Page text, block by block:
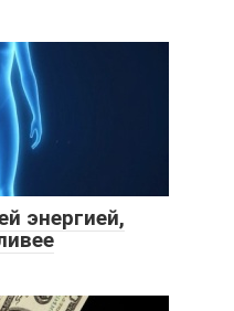
энергией,